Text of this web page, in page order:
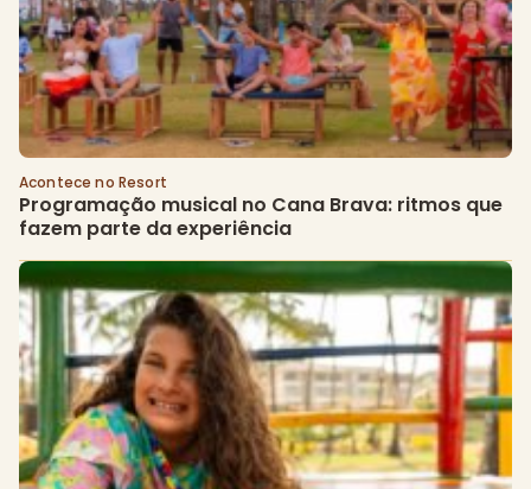
Acontece no Resort
Programação musical no Cana Brava: ritmos que
fazem parte da experiência